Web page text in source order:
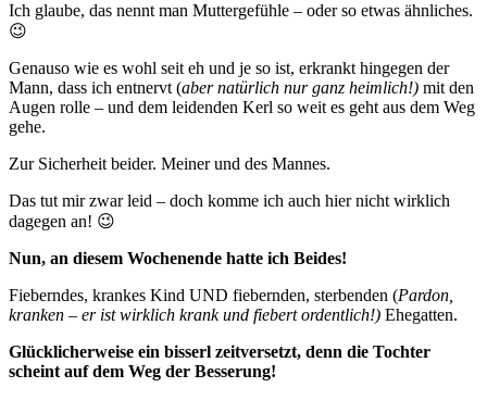
Ich glaube, das nennt man Muttergefühle – oder so etwas ähnliches.
😉
Genauso wie es wohl seit eh und je so ist, erkrankt hingegen der
Mann, dass ich entnervt (aber natürlich nur ganz heimlich!) mit den
Augen rolle – und dem leidenden Kerl so weit es geht aus dem Weg
gehe.
Zur Sicherheit beider. Meiner und des Mannes.
Das tut mir zwar leid – doch komme ich auch hier nicht wirklich
dagegen an! 😉
Nun, an diesem Wochenende hatte ich Beides!
Fieberndes, krankes Kind UND fiebernden, sterbenden (Pardon,
kranken – er ist wirklich krank und fiebert ordentlich!) Ehegatten.
Glücklicherweise ein bisserl zeitversetzt, denn die Tochter
scheint auf dem Weg der Besserung!